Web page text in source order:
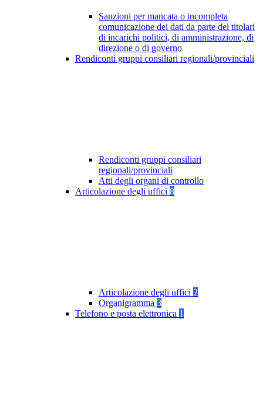
Sanzioni per mancata o incompleta
comunicazione dei dati da parte dei titolari
di incarichi politici, di amministrazione, di
direzione o di governo
Rendiconti gruppi consiliari regionali/provinciali
Rendiconti gruppi consiliari
regionali/provinciali
Atti degli organi di controllo
Articolazione degli uffici 8
Articolazione degli uffici 2
Organigramma 3
Telefono e posta elettronica 1